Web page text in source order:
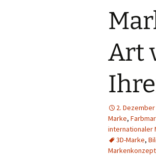
345€*
Rechtsreferendare
Stellenangebot
Rechtsfachwirte (m/w/
Stellenangebot
Stellenangebot
Rechtsanwalts- und
Notarfachangestellte
Art
2. Dezember
Marke,
internationaler
3D-Marke,
Markenkonzept